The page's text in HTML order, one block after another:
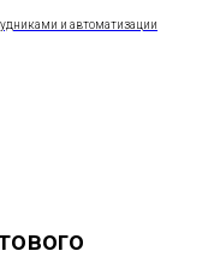
и автоматизации